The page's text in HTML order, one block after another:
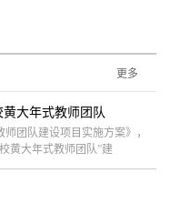
更多
大年式教师团队
团队建设项目实施方案》，
黄大年式教师团队”建